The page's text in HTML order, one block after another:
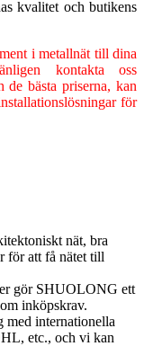
kvalitet och butikens
i metallnät till dina
kontakta oss
bästa priserna, kan
för
nät, bra
för att få nätet till
gör SHUOLONG ett
inköpskrav.
med internationella
etc., och vi kan